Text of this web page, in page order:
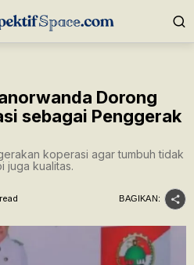
Dorong
sebagai Penggerak
koperasi agar tumbuh tidak
juga kualitas.
BAGIKAN: